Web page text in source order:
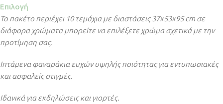
Επιλογή
Το πακέτο περιέχει 10 τεμάχια με διαστάσεις 37x53x95 cm σε
διάφορα χρώματα μπορείτε να επιλέξετε χρώμα σχετικά με την
προτίμηση σας.
Ιπτάμενα φαναράκια ευχών υψηλής ποιότητας για εντυπωσιακές
και ασφαλείς στιγμές.
Ιδανικά για εκδηλώσεις και γιορτές.